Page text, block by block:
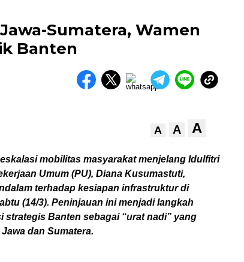
Sumatera, Wamen
Banten
A A A
mobilitas masyarakat menjelang Idulfitri
Umum (PU), Diana Kusumastuti,
terhadap kesiapan infrastruktur di
(14/3). Peninjauan ini menjadi langkah
strategis Banten sebagai “urat nadi” yang
dan Sumatera.